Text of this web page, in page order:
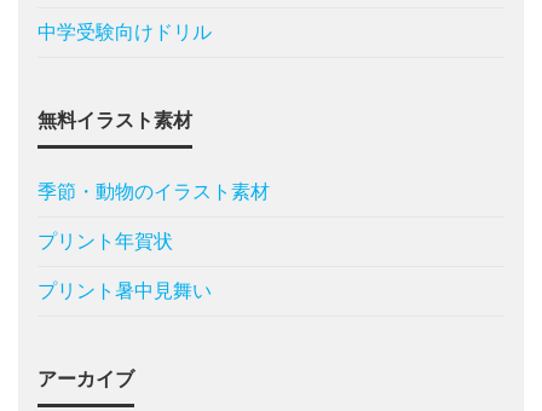
中学受験向けドリル
無料イラスト素材
季節・動物のイラスト素材
プリント年賀状
プリント暑中見舞い
アーカイブ